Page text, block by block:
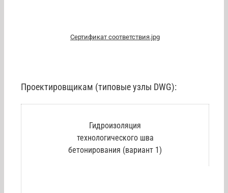
Сертификат соответствия.jpg
Проектировщикам (типовые узлы DWG):
Гидроизоляция
технологического шва
бетонирования (вариант 1)